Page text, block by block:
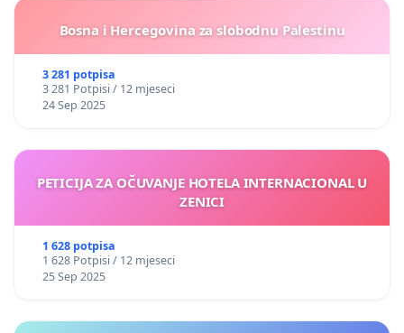
Bosna i Hercegovina za slobodnu Palestinu
3 281 potpisa
3 281 Potpisi / 12 mjeseci
24 Sep 2025
PETICIJA ZA OČUVANJE HOTELA INTERNACIONAL U
ZENICI
1 628 potpisa
1 628 Potpisi / 12 mjeseci
25 Sep 2025